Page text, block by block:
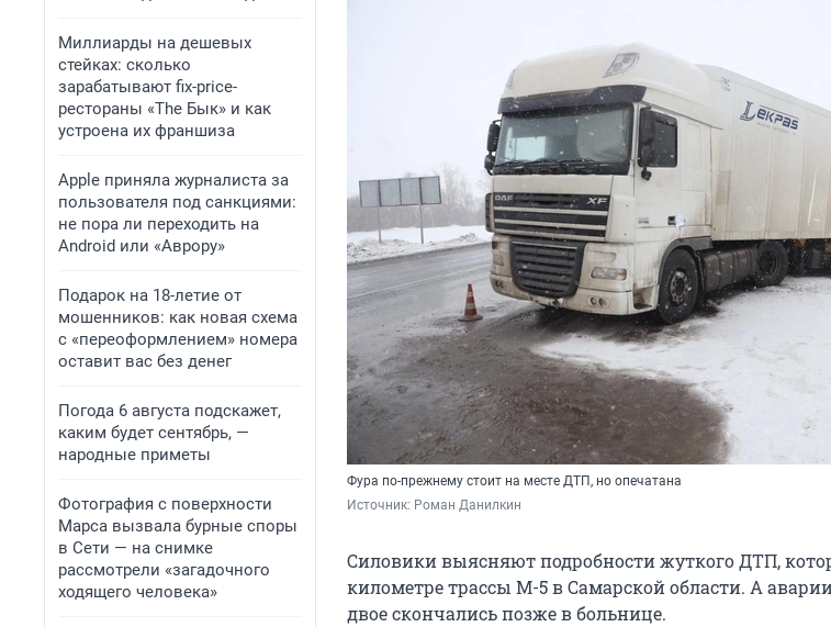
Миллиарды на дешевых
стейках: сколько
зарабатывают fix-price-
рестораны «The Бык» и как
устроена их франшиза
Apple приняла журналиста за
пользователя под санкциями:
не пора ли переходить на
Android или «Аврору»
Подарок на 18-летие от
мошенников: как новая схема
с «переоформлением» номера
оставит вас без денег
Погода 6 августа подскажет,
каким будет сентябрь, —
народные приметы
Фотография с поверхности
Марса вызвала бурные споры
в Сети — на снимке
рассмотрели «загадочного
ходящего человека»
Фура по-прежнему стоит на месте ДТП, но опечатана
Источник: Роман Данилкин
Силовики выясняют подробности жуткого ДТП,
километре трассы М-5 в Самарской области. А
двое скончались позже в больнице.